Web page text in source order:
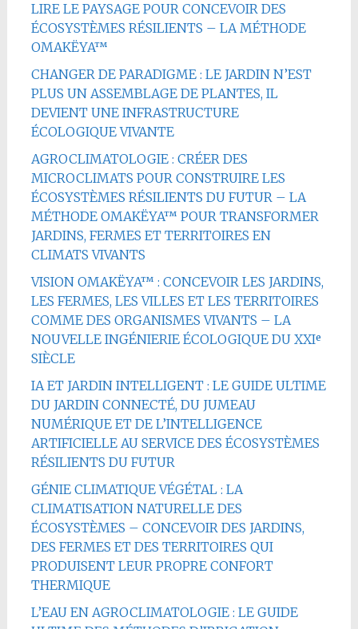
LIRE LE PAYSAGE POUR CONCEVOIR DES
ÉCOSYSTÈMES RÉSILIENTS – LA MÉTHODE
OMAKËYA™
CHANGER DE PARADIGME : LE JARDIN N’EST
PLUS UN ASSEMBLAGE DE PLANTES, IL
DEVIENT UNE INFRASTRUCTURE
ÉCOLOGIQUE VIVANTE
AGROCLIMATOLOGIE : CRÉER DES
MICROCLIMATS POUR CONSTRUIRE LES
ÉCOSYSTÈMES RÉSILIENTS DU FUTUR – LA
MÉTHODE OMAKËYA™ POUR TRANSFORMER
JARDINS, FERMES ET TERRITOIRES EN
CLIMATS VIVANTS
VISION OMAKËYA™ : CONCEVOIR LES JARDINS,
LES FERMES, LES VILLES ET LES TERRITOIRES
COMME DES ORGANISMES VIVANTS – LA
NOUVELLE INGÉNIERIE ÉCOLOGIQUE DU XXIᵉ
SIÈCLE
IA ET JARDIN INTELLIGENT : LE GUIDE ULTIME
DU JARDIN CONNECTÉ, DU JUMEAU
NUMÉRIQUE ET DE L’INTELLIGENCE
ARTIFICIELLE AU SERVICE DES ÉCOSYSTÈMES
RÉSILIENTS DU FUTUR
GÉNIE CLIMATIQUE VÉGÉTAL : LA
CLIMATISATION NATURELLE DES
ÉCOSYSTÈMES – CONCEVOIR DES JARDINS,
DES FERMES ET DES TERRITOIRES QUI
PRODUISENT LEUR PROPRE CONFORT
THERMIQUE
L’EAU EN AGROCLIMATOLOGIE : LE GUIDE